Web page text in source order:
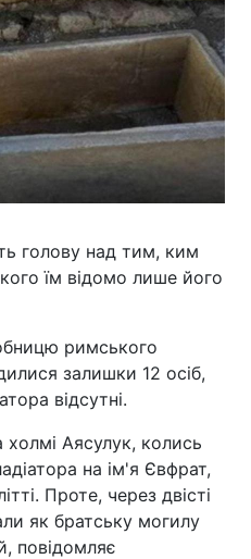
голову над тим, ким
їм відомо лише його
римського
залишки 12 осіб,
відсутні.
Аясулук, колись
на ім'я Євфрат,
Проте, через двісті
як братську могилу
повідомляє